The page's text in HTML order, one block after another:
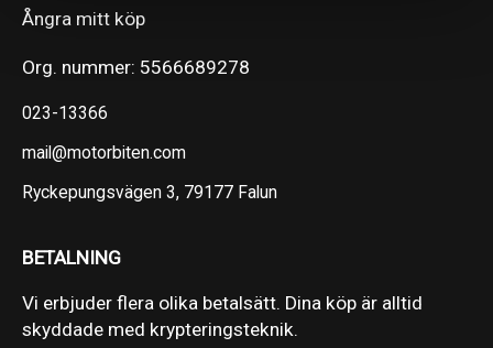
Ångra mitt köp
Org. nummer: 5566689278
023-13366
mail@motorbiten.com
Ryckepungsvägen 3, 79177 Falun
BETALNING
Vi erbjuder flera olika betalsätt. Dina köp är alltid
skyddade med krypteringsteknik.